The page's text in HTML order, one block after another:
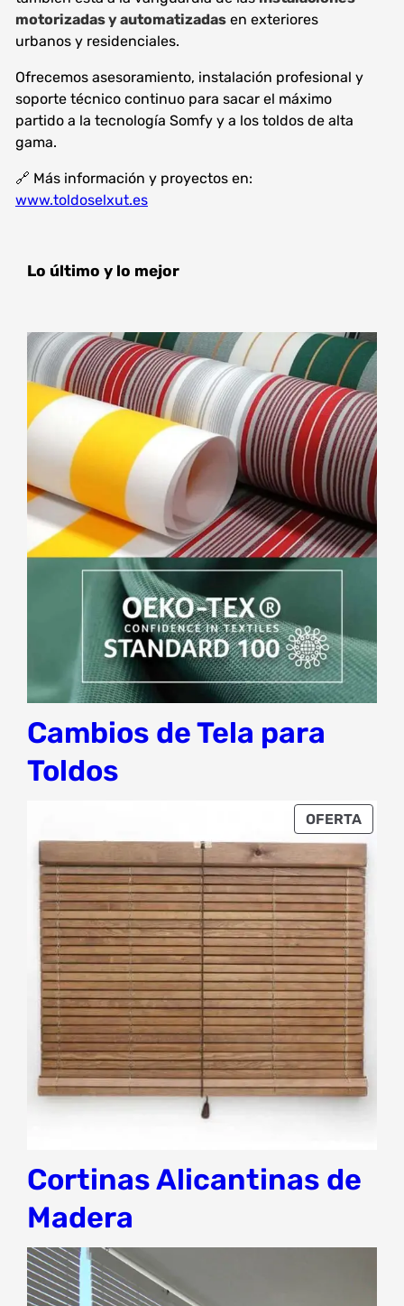
motorizadas y automatizadasen exteriores
urbanos y residenciales.
Ofrecemos asesoramiento, instalación profesional y
soporte técnico continuo para sacar el máximo
partido a la tecnología Somfy y a los toldos de alta
gama.
🔗 Más información y proyectos en:
www.toldoselxut.es
Lo último y lo mejor
Cambios de Tela para
Toldos
OFERTA
EN
Cortinas Alicantinas de
Madera